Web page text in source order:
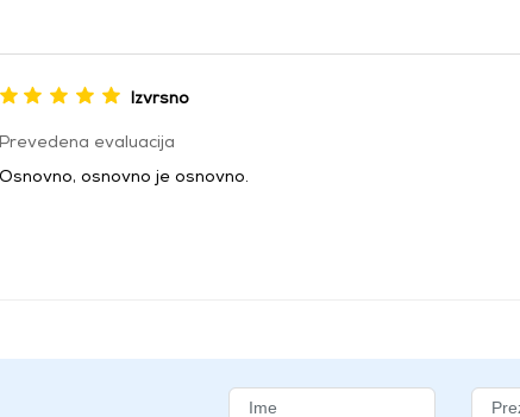
Izvrsno
Prevedena evaluacija
Osnovno, osnovno je osnovno.